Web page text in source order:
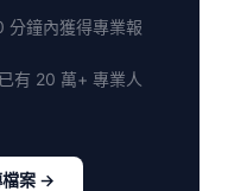
分鐘內獲得專業報
有 20 萬+ 專業人
案 →